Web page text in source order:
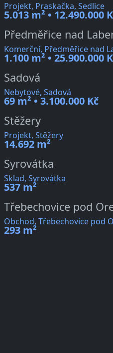
Projekt, Praskačka, Sedlice
5.013 m² • 12.490.000
Předměřice nad
Komerční, Předměřice nad
1.100 m² • 25.900.000
Sadová
Nebytové, Sadová
69 m² • 3.100.000 Kč
Stěžery
Projekt, Stěžery
14.692 m²
Syrovátka
Sklad, Syrovátka
537 m²
Třebechovice pod
Obchod, Třebechovice pod
293 m²